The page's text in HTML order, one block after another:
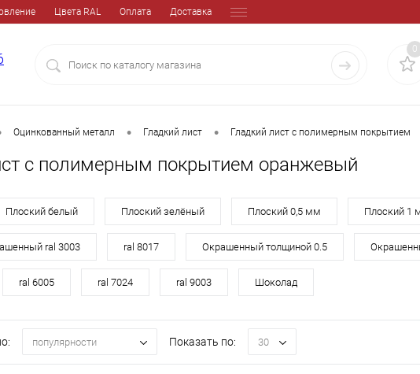
Цвета RAL Оплата Доставка
0
Оцинкованный металл • Гладкий лист • Гладкий лист с полимерным покрытием
с полимерным покрытием оранжевый
Плоский белый Плоский зелёный Плоский 0,5 мм Плоский 1
ral 3003 ral 8017 Окрашенный толщиной 0.5
ral 6005 ral 7024 ral 9003 Шоколад
популярности Показать по: 30